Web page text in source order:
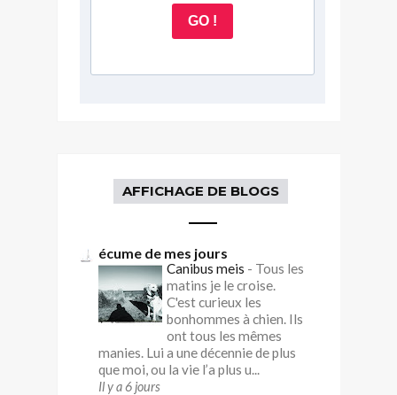
GO !
AFFICHAGE DE BLOGS
écume de mes jours
Canibus meis - Tous les
matins je le croise.
C'est curieux les
bonhommes à chien. Ils
ont tous les mêmes
manies. Lui a une décennie de plus
que moi, ou la vie l’a plus u...
Il y a 6 jours